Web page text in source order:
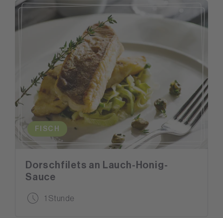
FISCH
Dorschfilets an Lauch-Honig-
Sauce
1 Stunde